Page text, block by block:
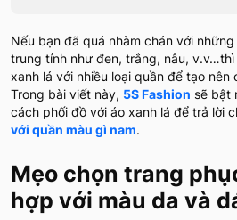
Nếu bạn đã quá nhàm chán với
trung tính như đen, trắng, nâu,
xanh lá với nhiều loại quần để tạo nên
Trong bài viết này, 5S Fashion sẽ bật
cách phối đồ với áo xanh lá để trả lời
với quần màu gì nam.
Mẹo chọn trang
hợp với màu da và